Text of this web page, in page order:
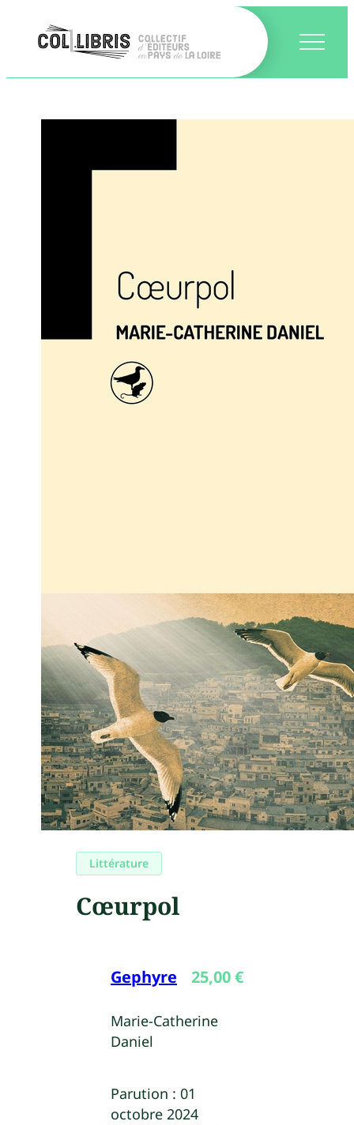
Littérature
Cœurpol
Gephyre 25,00€
Marie-Catherine
Daniel
Parution : 01
octobre 2024